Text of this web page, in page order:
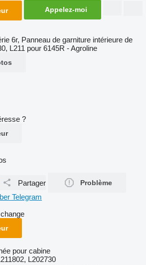
Appelez-moi
?
Partager Problème
Telegram
pour cabine
L202730